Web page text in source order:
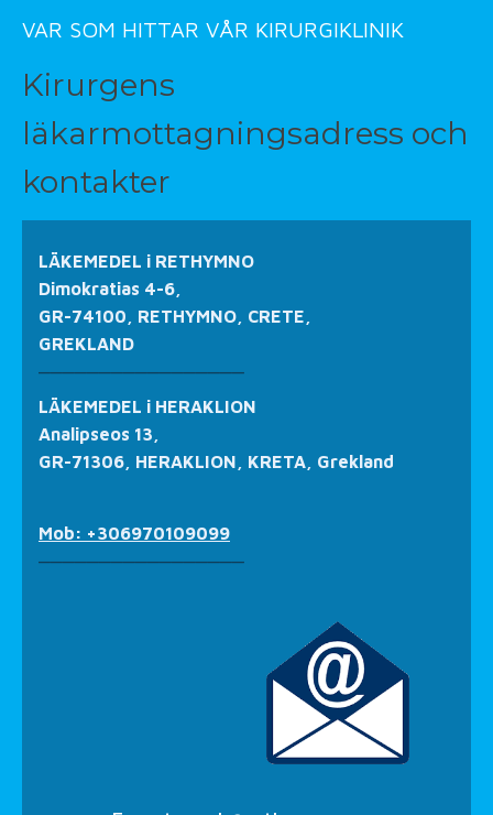
VAR SOM HITTAR VÅR KIRURGIKLINIK
Kirurgens
läkarmottagningsadress och
kontakter
LÄKEMEDEL i RETHYMNO
Dimokratias 4-6,
GR-74100, RETHYMNO, CRETE,
GREKLAND
LÄKEMEDEL i HERAKLION
Analipseos 13,
GR-71306, HERAKLION, KRETA, Grekland
Mob: +306970109099